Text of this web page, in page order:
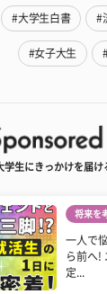
#大学生白書 #
#女子大生
学生にきっかけを届け
将来を
一人で
ら前へ!
定...